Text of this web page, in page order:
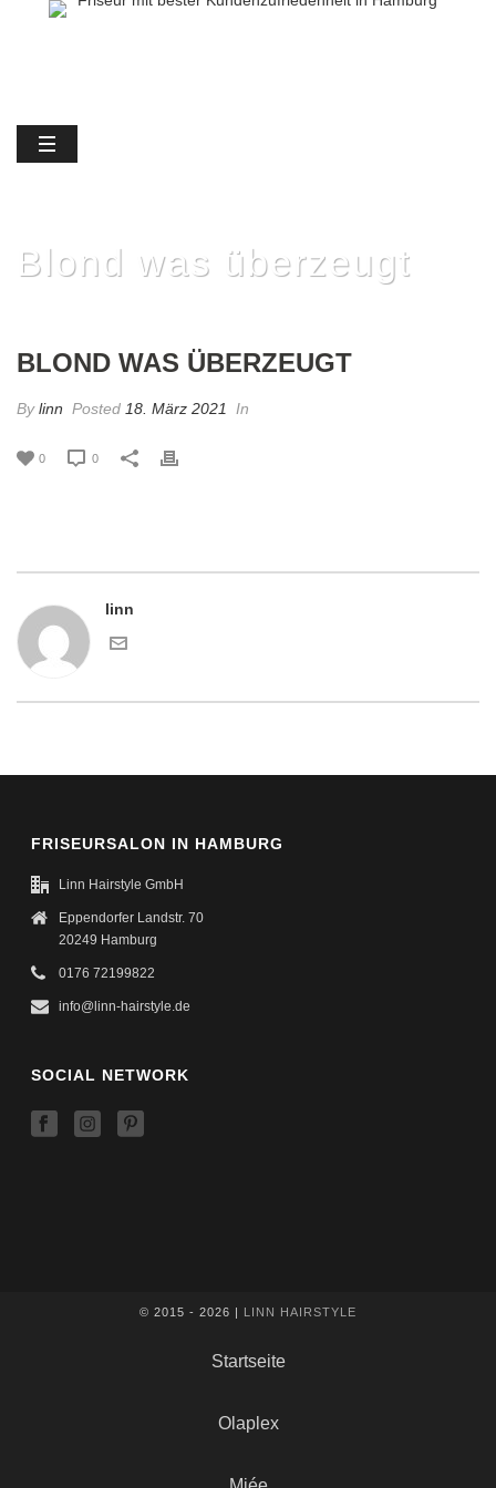
Blond was überzeugt
BLOND WAS ÜBERZEUGT
Bylinn Posted 18. März 2021 In
0 0
linn
FRISEURSALON IN HAMBURG
Linn Hairstyle GmbH
Eppendorfer Landstr. 70
20249 Hamburg
0176 72199822
info@linn-hairstyle.de
SOCIAL NETWORK
© 2015 - 2026 | LINN HAIRSTYLE
Startseite
Olaplex